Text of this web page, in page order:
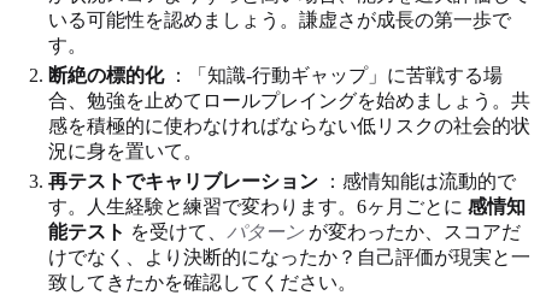
いる可能性を認めましょう。謙虚さが成長の第一歩で
す。
断絶の標的化：「知識-行動ギャップ」に苦戦する場
合、勉強を止めてロールプレイングを始めましょう。共
感を積極的に使わなければならない低リスクの社会的状
況に身を置いて。
再テストでキャリブレーション ：感情知能は流動的で
す。人生経験と練習で変わります。6ヶ月ごとに 感情知
能テスト を受けて、 パターン が変わったか、スコアだ
けでなく、より決断的になったか？自己評価が現実と一
致してきたかを確認してください。